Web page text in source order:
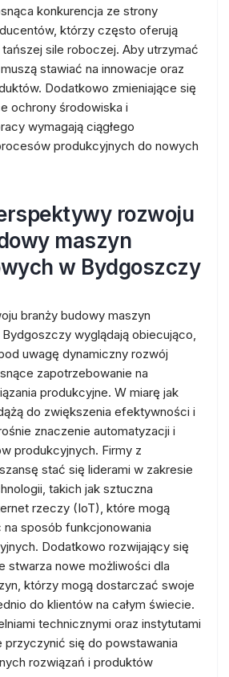
konkurencja ze strony
którzy często oferują
sile roboczej. Aby utrzymać
stawiać na innowacje oraz
Dodatkowo zmieniające się
ochrony środowiska i
wymagają ciągłego
produkcyjnych do nowych
rozwoju
maszyn
w Bydgoszczy
branży budowy maszyn
wyglądają obiecująco,
uwagę dynamiczny rozwój
zapotrzebowanie na
produkcyjne. W miarę jak
do zwiększenia efektywności i
znaczenie automatyzacji i
produkcyjnych. Firmy z
stać się liderami w zakresie
takich jak sztuczna
rzeczy (IoT), które mogą
na sposób funkcjonowania
Dodatkowo rozwijający się
stwarza nowe możliwości dla
którzy mogą dostarczać swoje
do klientów na całym świecie.
technicznymi oraz instytutami
przyczynić się do powstawania
rozwiązań i produktów